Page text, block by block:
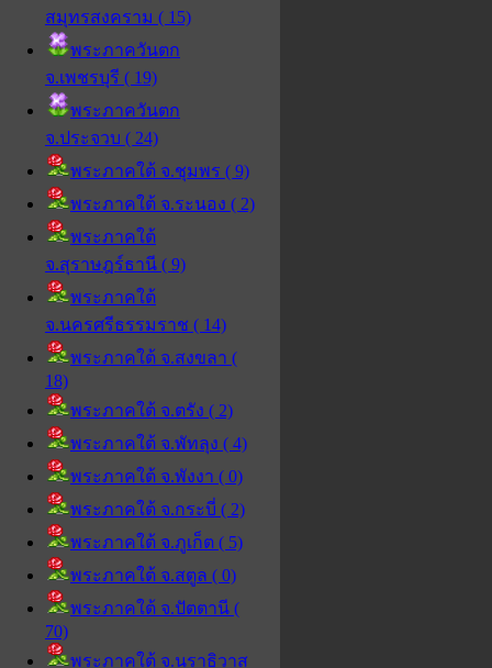
สมุทรสงคราม ( 15)
พระภาควันตก
จ.เพชรบุรี ( 19)
พระภาควันตก
จ.ประจวบ ( 24)
พระภาคใต้ จ.ชุมพร ( 9)
พระภาคใต้ จ.ระนอง ( 2)
พระภาคใต้
จ.สุราษฎร์ธานี ( 9)
พระภาคใต้
จ.นครศรีธรรมราช ( 14)
พระภาคใต้ จ.สงขลา (
18)
พระภาคใต้ จ.ตรัง ( 2)
พระภาคใต้ จ.พัทลุง ( 4)
พระภาคใต้ จ.พังงา ( 0)
พระภาคใต้ จ.กระบี่ ( 2)
พระภาคใต้ จ.ภูเก็ต ( 5)
พระภาคใต้ จ.สตูล ( 0)
พระภาคใต้ จ.ปัตตานี (
70)
พระภาคใต้ จ.นราธิวาส